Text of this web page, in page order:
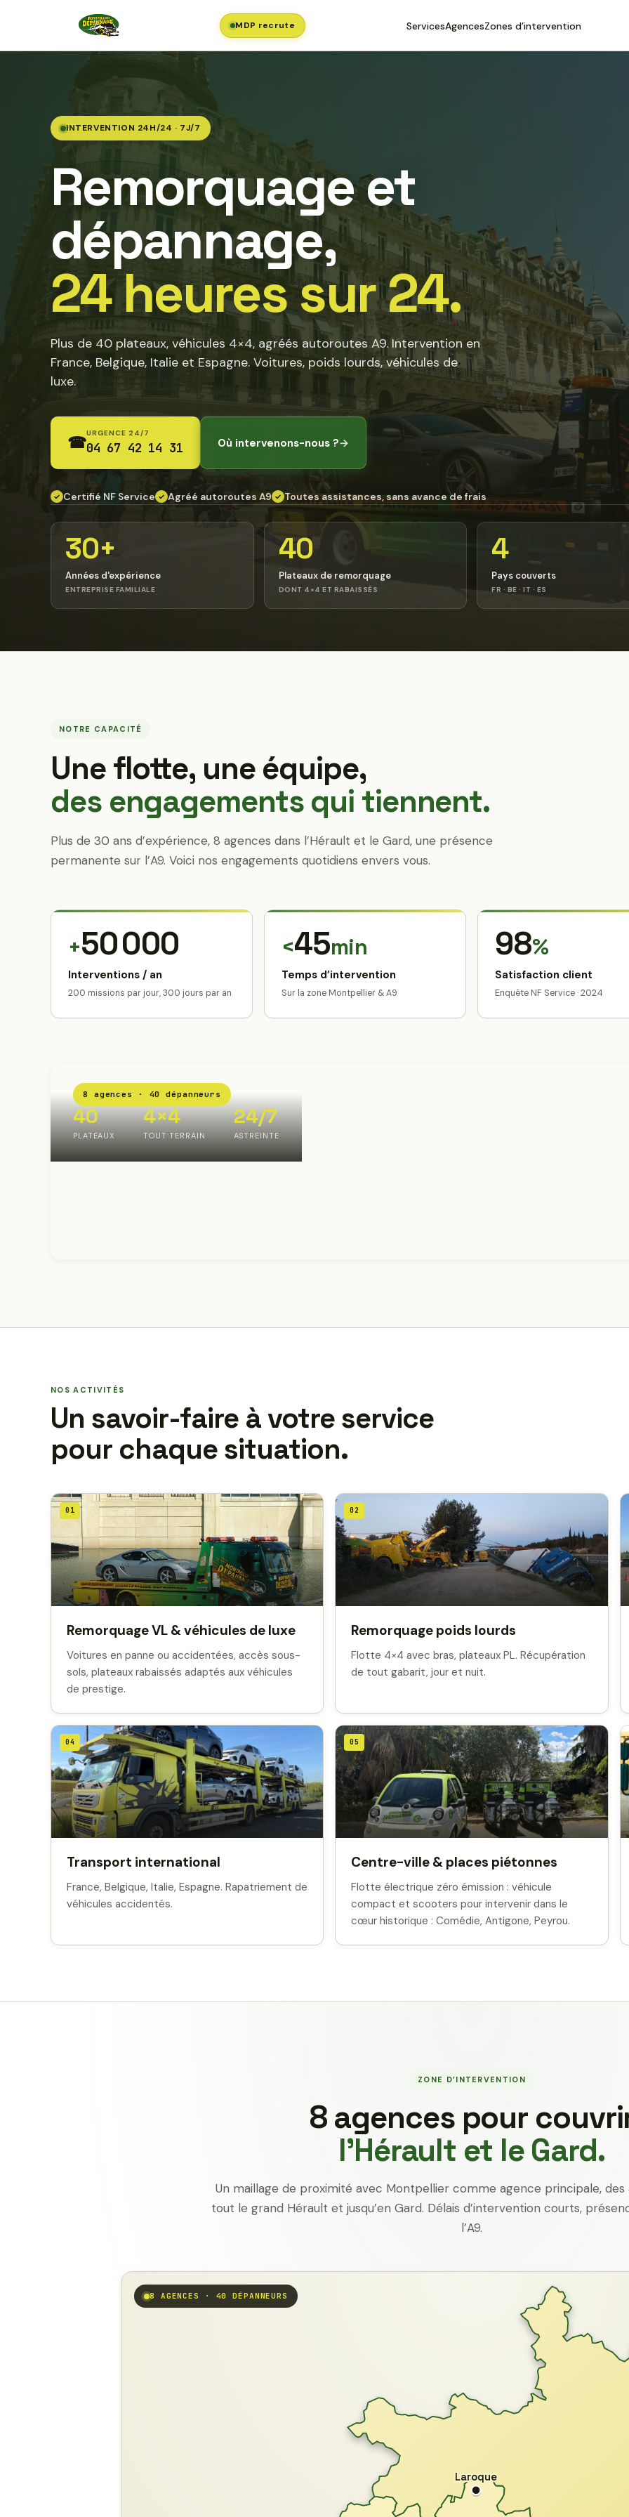
MDP recrute ServicesAgencesZones d’intervention
INTERVENTION 24H/24 · 7J/7
Remorquage et
dépannage,
24 heures sur 24.
Plus de 40 plateaux, véhicules 4×4, agréés autoroutes A9. Intervention en
France, Belgique, Italie et Espagne. Voitures, poids lourds, véhicules de
luxe.
☎URGENCE 24/7
04 67 42 14 31 Où intervenons-nous ?→
✓ Certifié NF Service ✓ Agréé autoroutes A9 ✓ Toutes assistances, sans avance de frais
30+
Années d'expérience
ENTREPRISE FAMILIALE
40
Plateaux de remorquage
DONT 4×4 ET RABAISSÉS
4
Pays couverts
FR · BE · IT · ES
NOTRE CAPACITÉ
Une flotte, une équipe,
des engagements qui tiennent.
Plus de 30 ans d’expérience, 8 agences dans l’Hérault et le Gard, une présence
permanente sur l’A9. Voici nos engagements quotidiens envers vous.
+50 000
Interventions / an
200 missions par jour, 300 jours par an
<45min
Temps d’intervention
Sur la zone Montpellier & A9
98%
Satisfaction client
Enquête NF Service · 2024
8 agences · 40 dépanneurs
40
PLATEAUX
4×4
TOUT TERRAIN
24/7
ASTREINTE
NOS ACTIVITÉS
Un savoir-faire à votre service
pour chaque situation.
01
Remorquage VL & véhicules de luxe
Voitures en panne ou accidentées, accès sous-
sols, plateaux rabaissés adaptés aux véhicules
de prestige.
02
Remorquage poids lourds
Flotte 4×4 avec bras, plateaux PL. Récupération
de tout gabarit, jour et nuit.
04
Transport international
France, Belgique, Italie, Espagne. Rapatriement de
véhicules accidentés.
05
Centre-ville & places piétonnes
Flotte électrique zéro émission : véhicule
compact et scooters pour intervenir dans le
cœur historique : Comédie, Antigone, Peyrou.
ZONE D’INTERVENTION
8 agences pour
l’Hérault et le Gard.
Un maillage de proximité avec Montpellier comme agence principale, des
tout le grand Hérault et jusqu’en Gard. Délais d’intervention courts,
l’A9.
Laroque
8 AGENCES · 40 DÉPANNEURS